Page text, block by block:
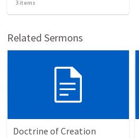
3 items
Related Sermons
Doctrine of Creation